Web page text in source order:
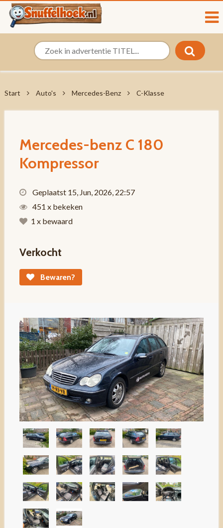
Start Auto's Mercedes-Benz C-Klasse
Mercedes-benz C 180
Kompressor
Geplaatst 15, Jun, 2026, 22:57
451 x bekeken
1 x bewaard
Verkocht
Bewaren?